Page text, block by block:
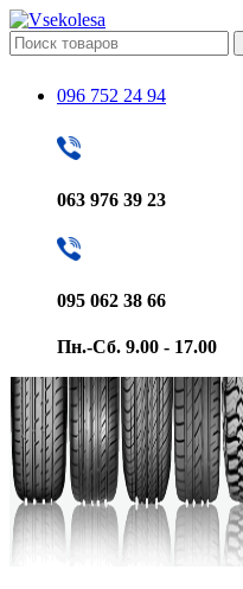
096 752 24 94
063 976 39 23
095 062 38 66
Пн.-Сб. 9.00 - 17.00